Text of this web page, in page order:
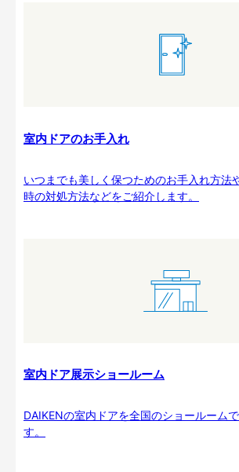
室内ドアのお手入れ
いつまでも美しく保つためのお手入れ方法
時の対処方法などをご紹介します。
室内ドア展示ショールーム
DAIKENの室内ドアを全国のショールーム
す。